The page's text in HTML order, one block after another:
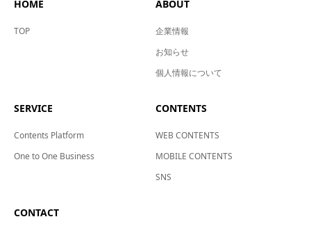
HOME
TOP
ABOUT
企業情報
お知らせ
個人情報について
SERVICE
Contents Platform
One to One Business
CONTENTS
WEB CONTENTS
MOBILE CONTENTS
SNS
CONTACT